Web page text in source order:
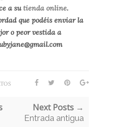
a sutienda online.
que podéis enviar la
o peor vestida a
Next Posts →
Entrada antigua